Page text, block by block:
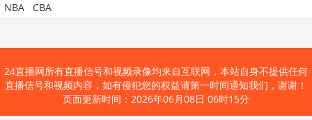
NBA CBA
24直播网所有直播信号和视频录像均来自互联网，本站自身不提供任何
直播信号和视频内容，如有侵犯您的权益请第一时间通知我们，谢谢！
页面更新时间：2026年06月08日 06时15分